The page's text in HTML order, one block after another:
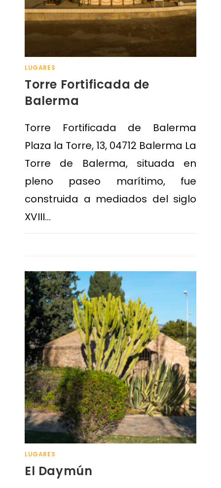
LUGARES
Torre Fortificada de
Balerma
Torre Fortificada de Balerma
Plaza la Torre, 13, 04712 Balerma La
Torre de Balerma, situada en
pleno paseo marítimo, fue
construida a mediados del siglo
XVIII…
LUGARES
El Daymún